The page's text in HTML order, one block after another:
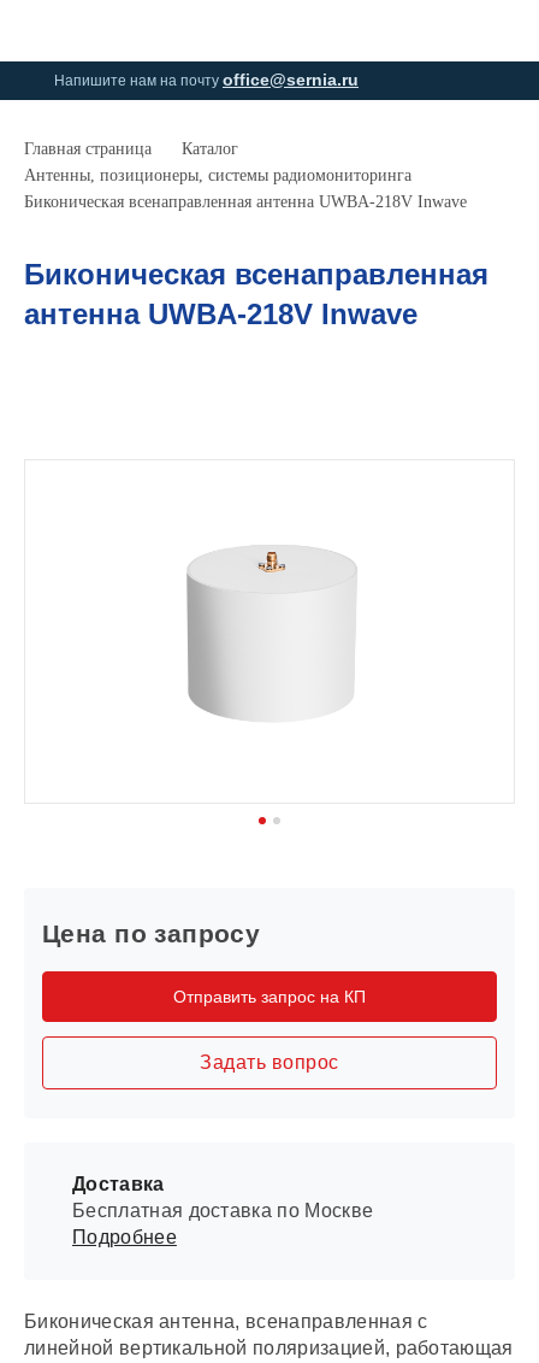
Напишите нам на почту office@sernia.ru
Главная страница
Каталог
Антенны, позиционеры, системы радиомониторинга
Биконическая всенаправленная антенна UWBA-218V Inwave
Биконическая всенаправленная
антенна UWBA-218V Inwave
Биконическая антенна, всенаправленная с
линейной вертикальной поляризацией, работающая
Цена по запросу
Отправить запрос на КП
Задать вопрос
Доставка
Бесплатная доставка по Москве
Подробнее